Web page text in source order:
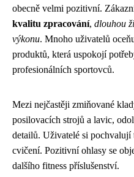
obecně velmi pozitivní.
kvalitu zpracování, dlouhou
výkonu. Mnoho uživatelů
produktů, která uspokojí
profesionálních sportovců.
Mezi nejčastěji zmiňované
posilovacích strojů a lavic,
detailů. Uživatelé si pochvalují
cvičení. Pozitivní ohlasy se
dalšího fitness příslušenství.